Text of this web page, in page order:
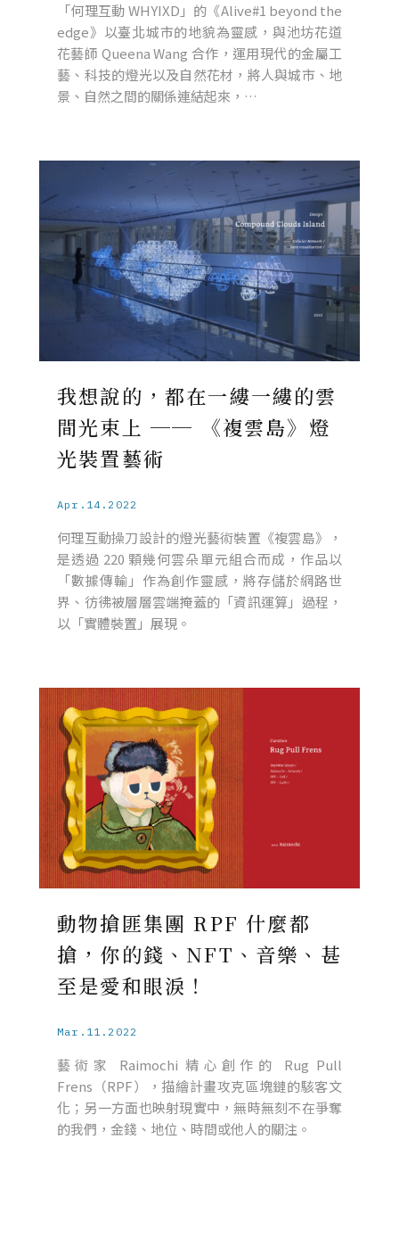
「何理互動 WHYIXD」的《Alive#1 beyond the
edge》以臺北城市的地貌為靈感，與池坊花道
花藝師 Queena Wang 合作，運用現代的金屬工
藝、科技的燈光以及自然花材，將人與城市、地
景、自然之間的關係連結起來，…
我想說的，都在一縷一縷的雲
間光束上 ── 《複雲島》燈
光裝置藝術
Apr.14.2022
何理互動操刀設計的燈光藝術裝置《複雲島》，
是透過 220 顆幾何雲朵單元組合而成，作品以
「數據傳輸」作為創作靈感，將存儲於網路世
界、彷彿被層層雲端掩蓋的「資訊運算」過程，
以「實體裝置」展現。
動物搶匪集團 RPF 什麼都
搶，你的錢、NFT、音樂、甚
至是愛和眼淚！
Mar.11.2022
藝術家 Raimochi 精心創作的 Rug Pull
Frens（RPF），描繪計畫攻克區塊鏈的駭客文
化；另一方面也映射現實中，無時無刻不在爭奪
的我們，金錢、地位、時間或他人的關注。